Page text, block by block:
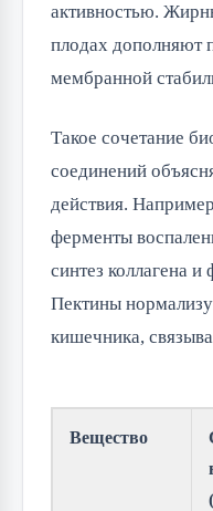
активностью.
плодах дополняют
мембранной
Такое сочетание
соединений
действия.
ферменты
синтез коллагена
Пектины
кишечника,
Вещество